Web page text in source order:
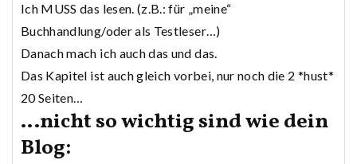
Ich MUSS das lesen. (z.B.: für „meine“
Buchhandlung/oder als Testleser…)
Danach mach ich auch das und das.
Das Kapitel ist auch gleich vorbei, nur noch die 2 *hust*
20 Seiten…
…nicht so wichtig sind wie dein
Blog: